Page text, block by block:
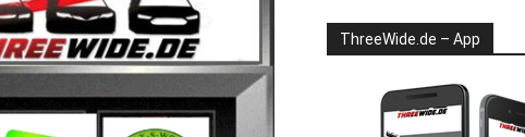
ThreeWide.de – App